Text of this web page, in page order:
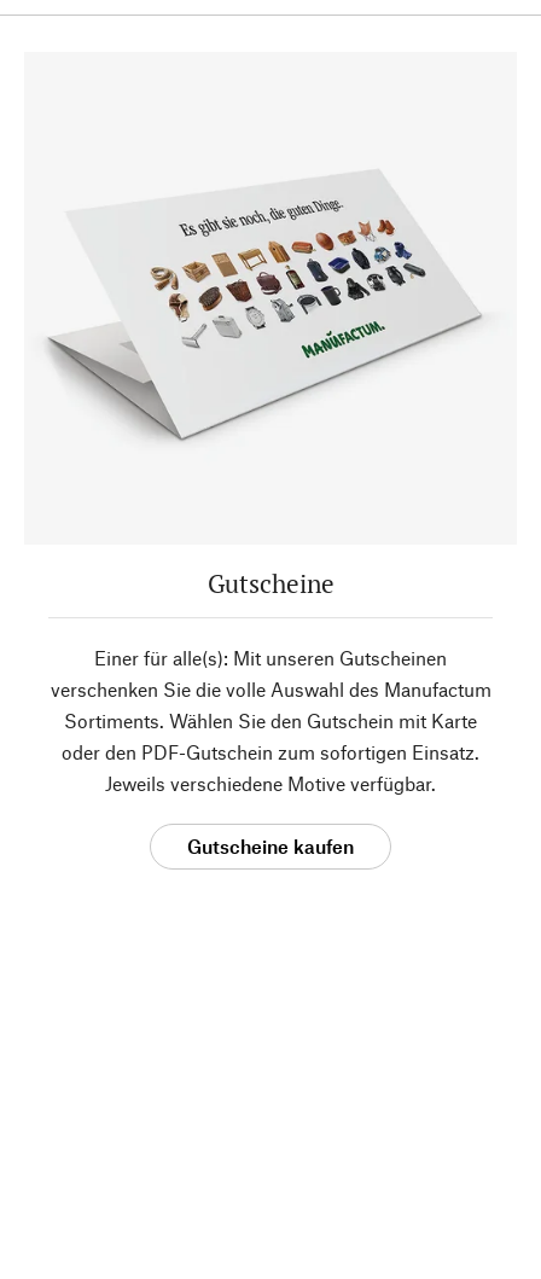
Gutscheine
Einer für alle(s): Mit unseren Gutscheinen
verschenken Sie die volle Auswahl des Manufactum
Sortiments. Wählen Sie den Gutschein mit Karte
oder den PDF-Gutschein zum sofortigen Einsatz.
Jeweils verschiedene Motive verfügbar.
Gutscheine kaufen